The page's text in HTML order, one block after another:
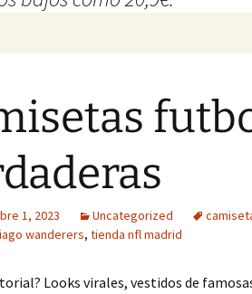
1, 2023 Uncategorized
wanderers, tienda nfl madrid
Looks virales, vestidos de